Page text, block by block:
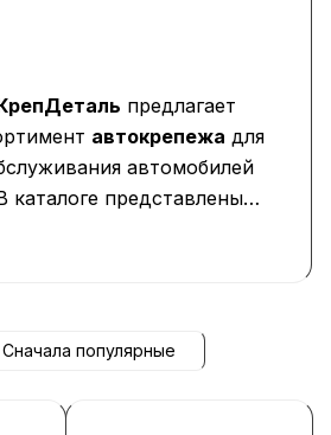
предлагает
автокрепежа для
автомобилей
В каталоге представлены
фиксаторы, заглушки,
пластиковых панелей.
Сначала популярные